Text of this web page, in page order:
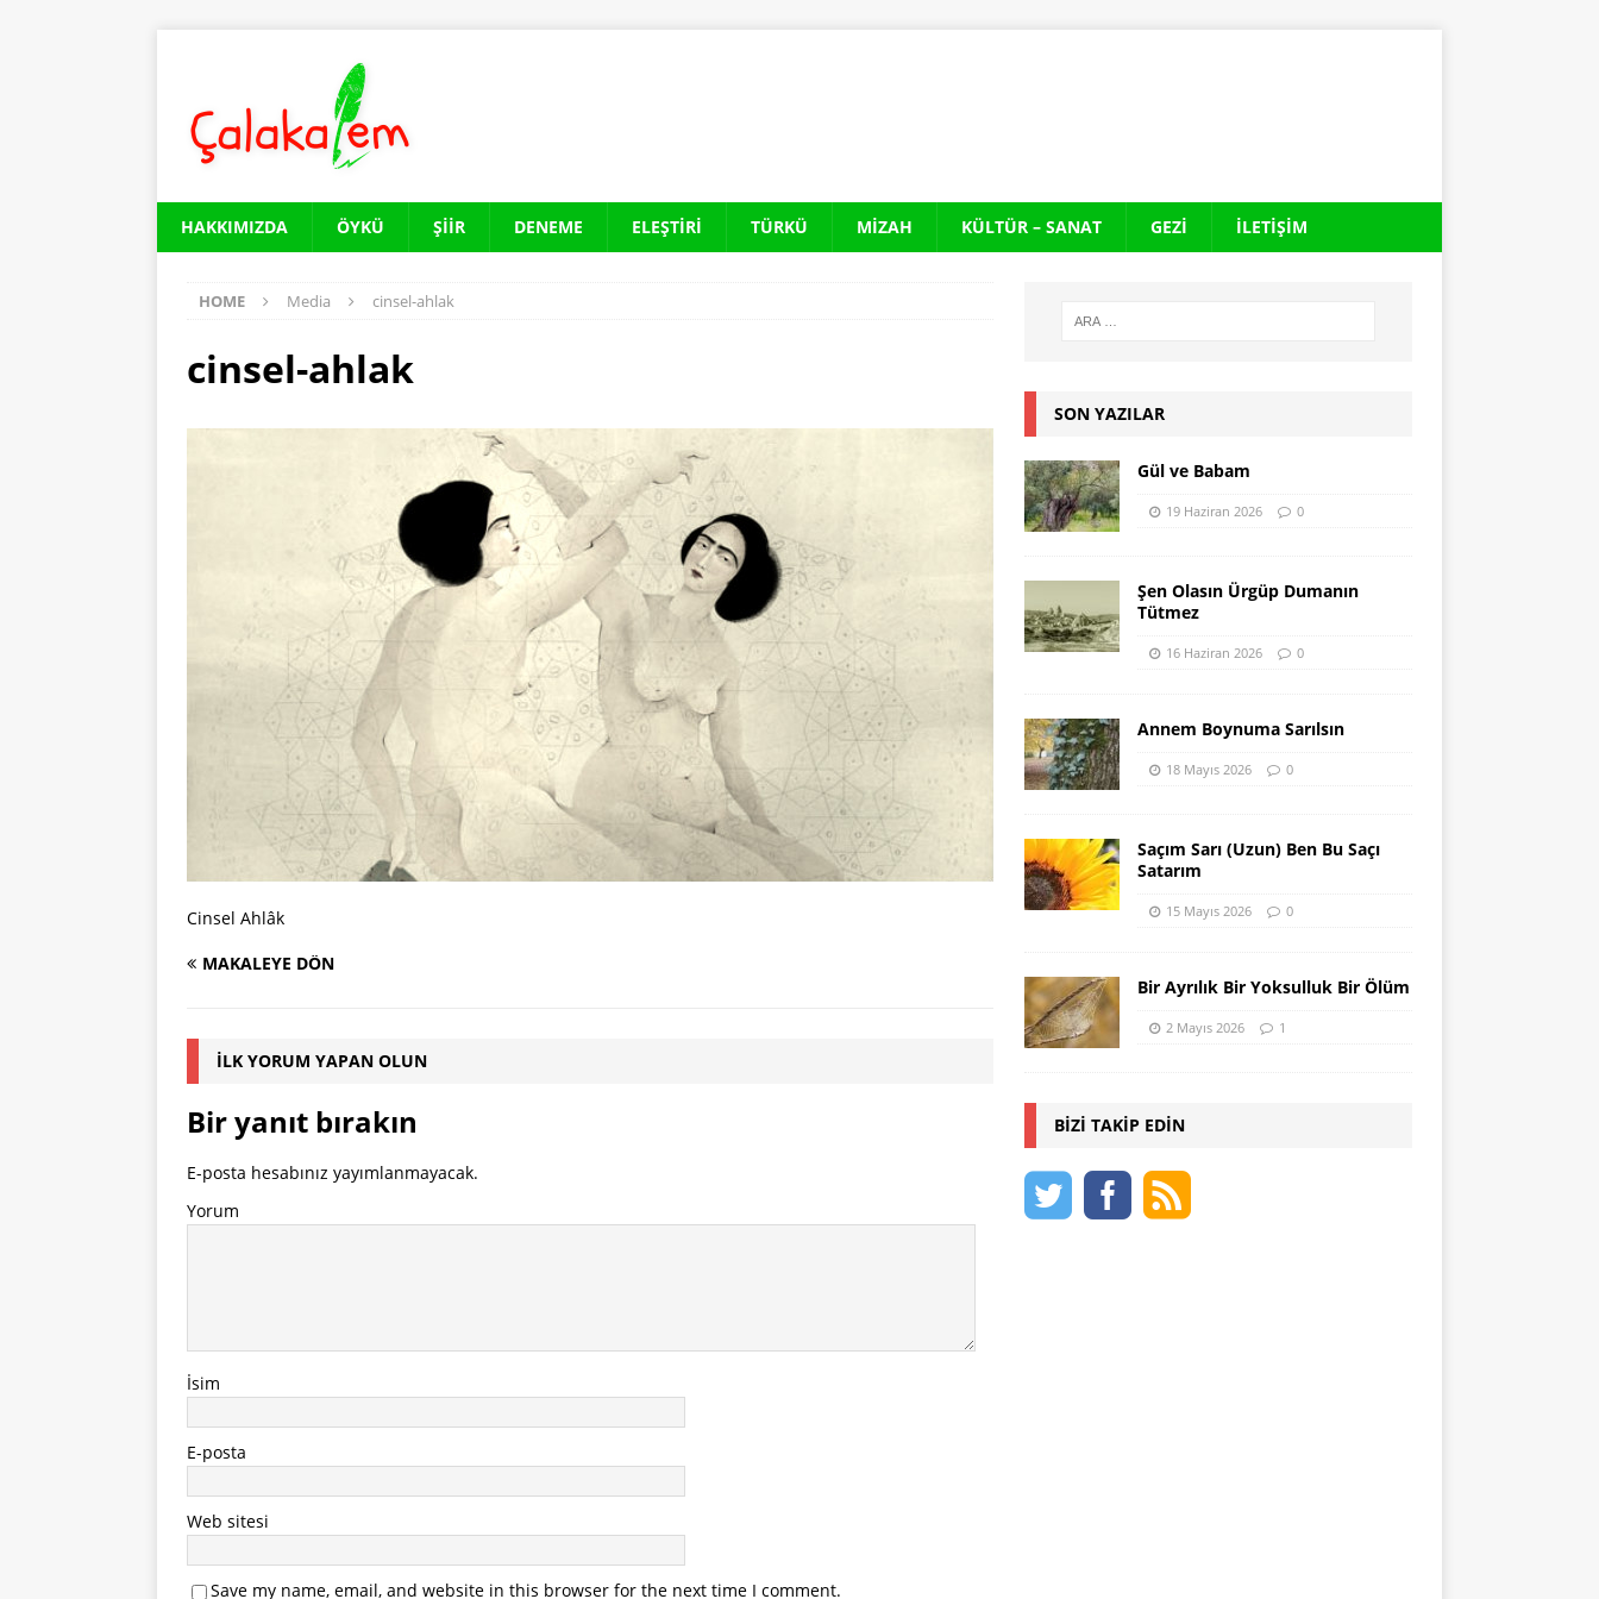
HAKKIMIZDA ÖYKÜ ŞIIR DENEME ELEŞTIRI TÜRKÜ MIZAH KÜLTÜR – SANAT GEZI İLETIŞIM
HOME Media cinsel-ahlak
cinsel-ahlak
Cinsel Ahlâk
MAKALEYE DÖN
İLK YORUM YAPAN OLUN
Bir yanıt bırakın
E-posta hesabınız yayımlanmayacak.
Yorum
İsim
E-posta
Web sitesi
Save my name, email, and website in this browser for the next time I comment.
SON YAZILAR
Gül ve Babam
19 Haziran 2026 0
Şen Olasın Ürgüp Dumanın
Tütmez
16 Haziran 2026 0
Annem Boynuma Sarılsın
18 Mayıs 2026 0
Saçım Sarı (Uzun) Ben Bu Saçı
Satarım
15 Mayıs 2026 0
Bir Ayrılık Bir Yoksulluk Bir Ölüm
2 Mayıs 2026 1
BIZI TAKIP EDIN